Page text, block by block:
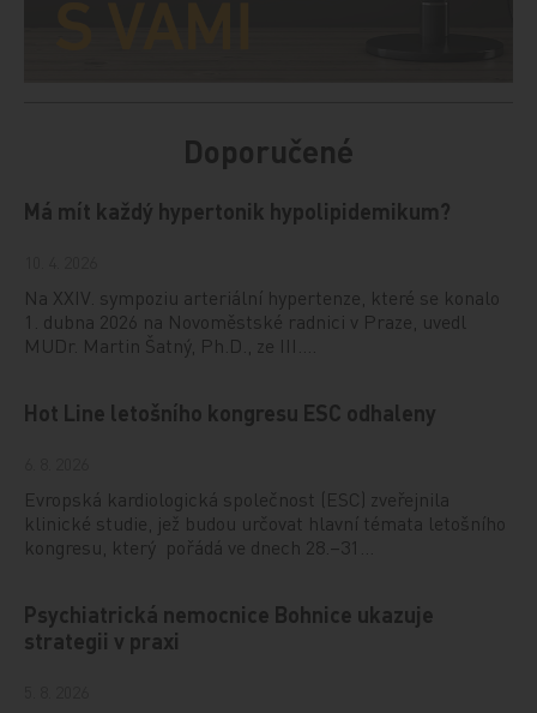
Doporučené
Má mít každý hypertonik hypolipidemikum?
Na XXIV. sympoziu arteriální hypertenze, které se konalo
1. dubna 2026 na Novoměstské radnici v Praze, uvedl
MUDr. Martin Šatný, Ph.D., ze III.…
Hot Line letošního kongresu ESC odhaleny
Evropská kardiologická společnost (ESC) zveřejnila
klinické studie, jež budou určovat hlavní témata letošního
kongresu, který pořádá ve dnech 28.–31…
Psychiatrická nemocnice Bohnice ukazuje
strategii v praxi